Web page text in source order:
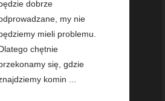
dobrze
my nie
mieli problemu.
chętnie
się, gdzie
komin ...